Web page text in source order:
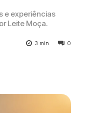
e experiências
Leite Moça.
0
3 min.